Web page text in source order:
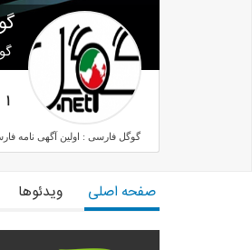
1
گوگل فارسی : اولین آگهی نامه
صفحه اصلی ویدئوها